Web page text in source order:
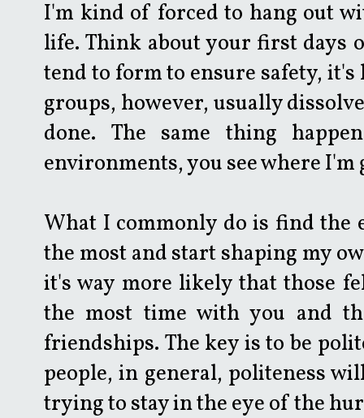
I'm kind of forced to hang out
life. Think about your first days
tend to form to ensure safety,
groups, however, usually
done. The same thing
environments, you see where
What I commonly do is find
the most and start shaping my
it's way more likely that those
the most time with you and
friendships. The key is to be
people, in general, politeness
trying to stay in the eye of the